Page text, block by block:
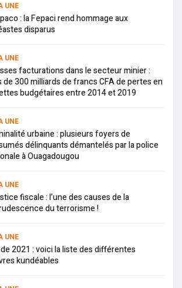
UNE
: la Fepaci rend hommage aux
disparus
UNE
facturations dans le secteur minier :
de 300 milliards de francs CFA de pertes en
budgétaires entre 2014 et 2019
UNE
urbaine : plusieurs foyers de
délinquants démantelés par la police
à Ouagadougou
UNE
fiscale : l’une des causes de la
du terrorisme !
UNE
2021 : voici la liste des différentes
kundéables